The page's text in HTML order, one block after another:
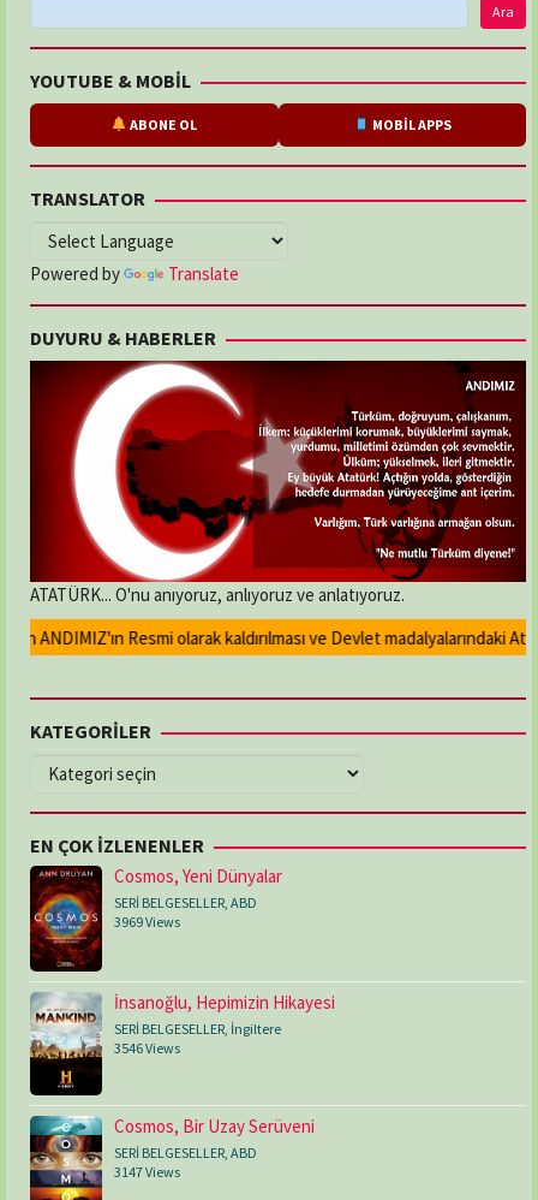
Ara
YOUTUBE & MOBİL
ABONE OL MOBİL APPS
TRANSLATOR
Powered by Translate
DUYURU & HABERLER
ATATÜRK... O'nu anıyoruz, anlıyoruz ve anlatıyoruz.
ANDIMIZ'ın Resmi olarak kaldırılması ve Devlet madalyalarındaki
KATEGORİLER
KATEGORİLER
EN ÇOK İZLENENLER
Cosmos, Yeni Dünyalar
SERİ BELGESELLER, ABD
3969 Views
İnsanoğlu, Hepimizin Hikayesi
SERİ BELGESELLER, İngiltere
3546 Views
Cosmos, Bir Uzay Serüveni
SERİ BELGESELLER ABD
3147 Views